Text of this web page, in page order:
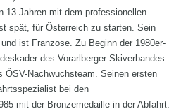
13 Jahren mit dem professionellen
spät, für Österreich zu starten. Sein
ist Franzose. Zu Beginn der 1980er-
des Vorarlberger Skiverbandes
ÖSV-Nachwuchsteam. Seinen ersten
bei den
mit der Bronzemedaille in der Abfahrt.